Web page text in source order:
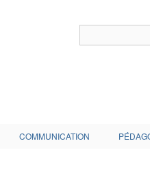
COMMUNICATION